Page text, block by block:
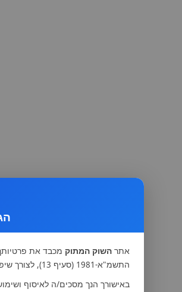
אתר השוק המתוק מכבד את
התשמ"א-1981 (סעיף 13), לצורך שיפור השירות, ביצוע הזמנות ותקשורת עמך.
באישורך הנך מסכים/ה לאיסוף